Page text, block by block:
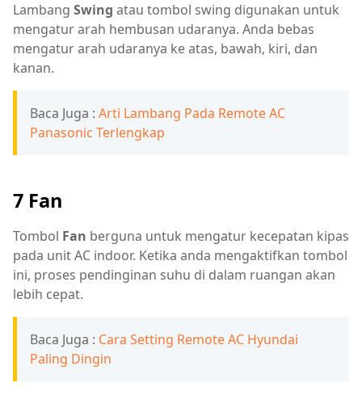
Lambang Swing atau tombol swing digunakan untuk
mengatur arah hembusan udaranya. Anda bebas
mengatur arah udaranya ke atas, bawah, kiri, dan
kanan.
Baca Juga : Arti Lambang Pada Remote AC
Panasonic Terlengkap
7 Fan
Tombol Fan berguna untuk mengatur kecepatan kipas
pada unit AC indoor. Ketika anda mengaktifkan tombol
ini, proses pendinginan suhu di dalam ruangan akan
lebih cepat.
Baca Juga : Cara Setting Remote AC Hyundai
Paling Dingin